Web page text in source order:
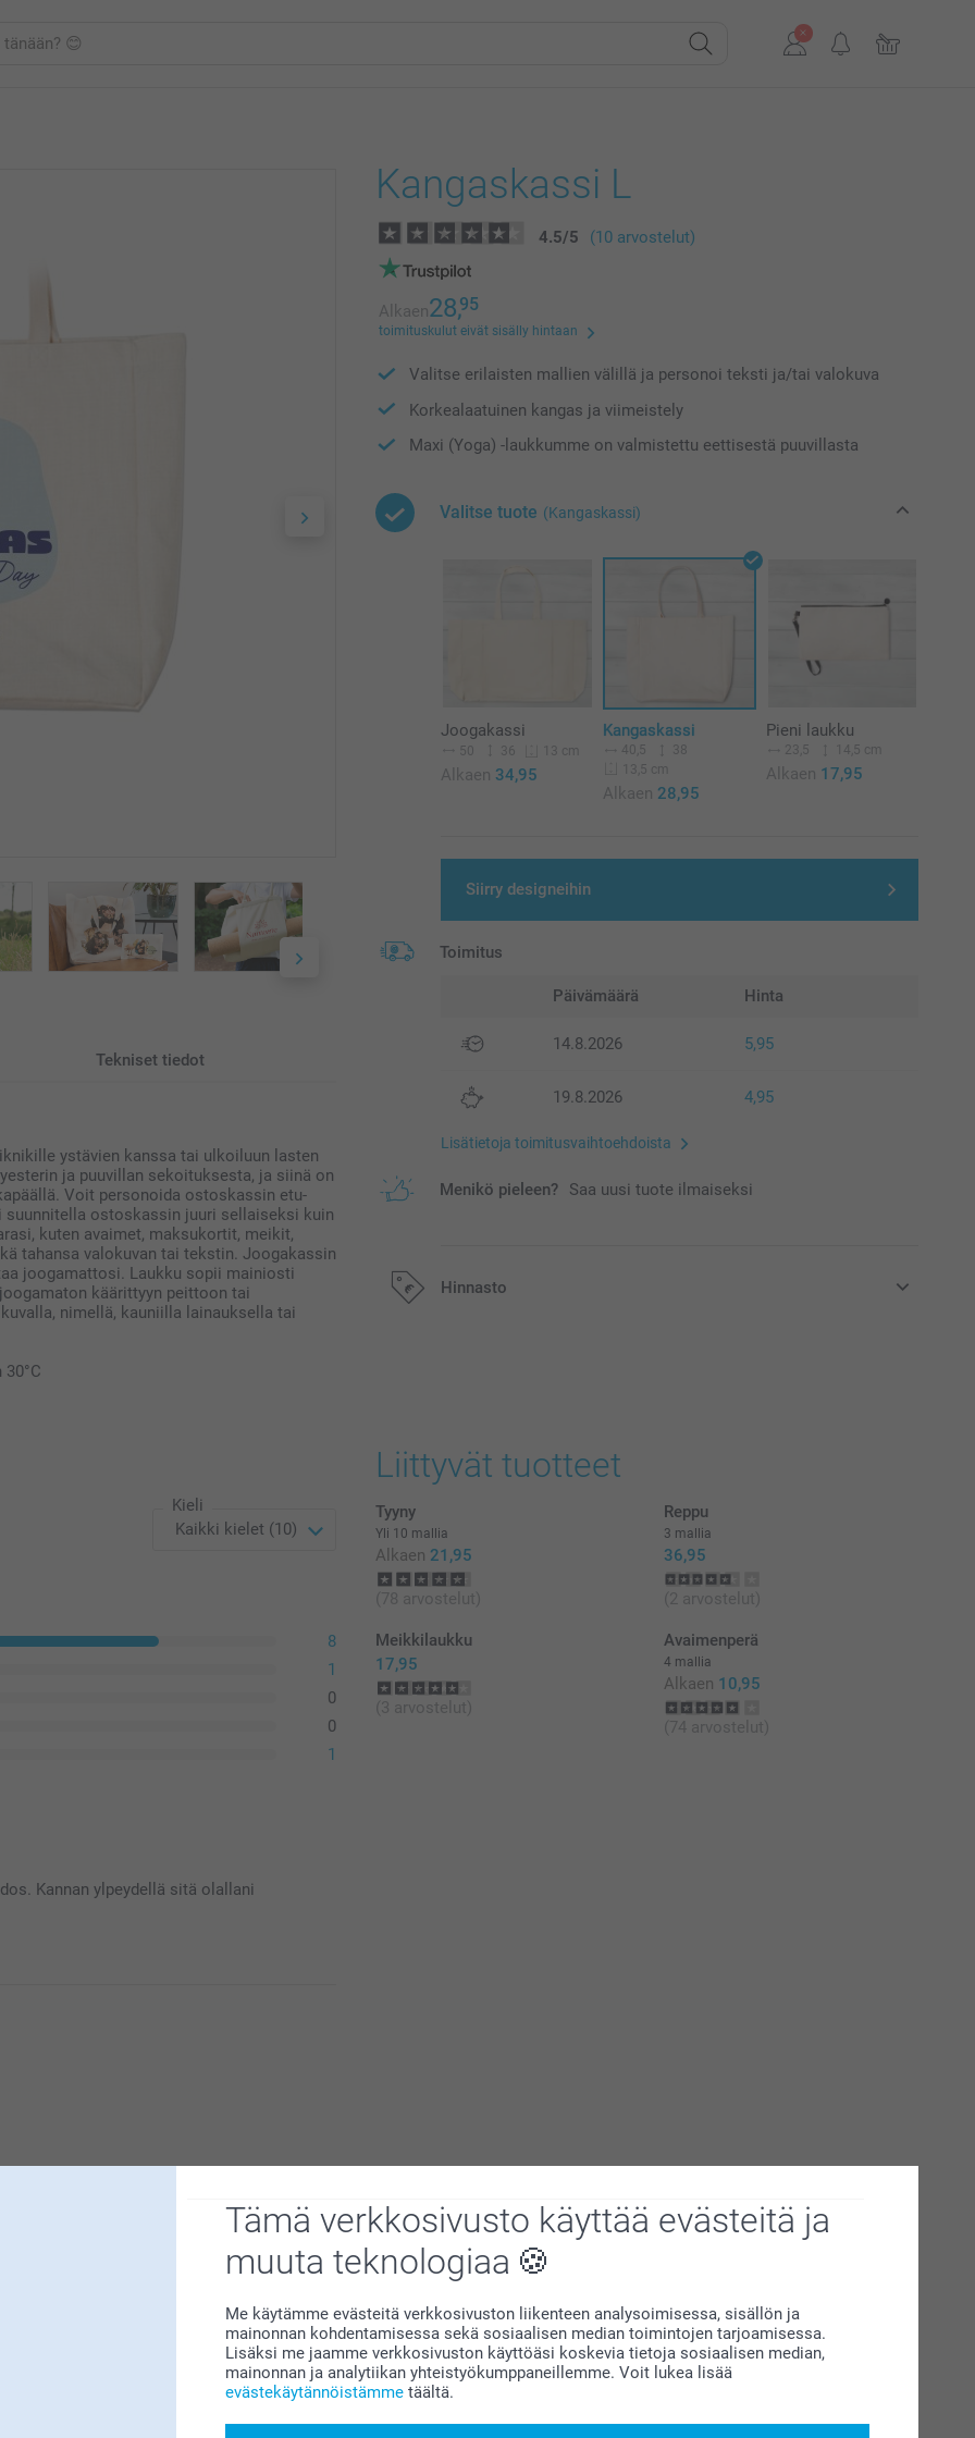
Tämä verkkosivusto käyttää evästeitä ja
muuta teknologiaa
Me käytämme evästeitä verkkosivuston liikenteen analysoimisessa, sisällön ja
mainonnan kohdentamisessa sekä sosiaalisen median toimintojen tarjoamisessa.
Lisäksi me jaamme verkkosivuston käyttöäsi koskevia tietoja sosiaalisen median,
mainonnan ja analytiikan yhteistyökumppaneillemme. Voit lukea lisää
evästekäytännöistämme täältä.
Tekniset tiedot
ystävien kanssa tai ulkoiluun lasten
ja puuvillan sekoituksesta, ja siinä on
Voit personoida ostoskassin etu-
ostoskassin juuri sellaiseksi kuin
kuten avaimet, maksukortit, meikit,
tahansa valokuvan tai tekstin. Joogakassin
joogamattosi. Laukku sopii mainiosti
käärittyyn peittoon tai
nimellä, kauniilla lainauksella tai
Kangaskassi L
4.5/5 (10 arvostelut)
Alkaen28,95
toimituskulut eivät sisälly hintaan
Valitse erilaisten mallien välillä ja personoi teksti ja/tai valokuva
Korkealaatuinen kangas ja viimeistely
Maxi (Yoga) -laukkumme on valmistettu eettisestä puuvillasta
Valitse tuote (Kangaskassi)
Joogakassi
50 36 13 cm
Alkaen 34,95
Kangaskassi
40,5
38
13,5 cm
Alkaen 28,95
Pieni laukku
23,5 14,5 cm
Alkaen 17,95
Siirry designeihin
Toimitus
Päivämäärä Hinta
14.8.2026 5,95
19.8.2026 4,95
Lisätietoja toimitusvaihtoehdoista
Menikö pieleen? Saa uusi tuote ilmaiseksi
Hinnasto
Kieli
8
1
0
0
1
Kannan ylpeydellä sitä olallani
Liittyvät tuotteet
Tyyny
Yli 10 mallia
Alkaen 21,95
(78 arvostelut)
Reppu
3 mallia
36,95
(2 arvostelut)
Meikkilaukku
17,95
(3 arvostelut)
Avaimenperä
4 mallia
Alkaen 10,95
(74 arvostelut)